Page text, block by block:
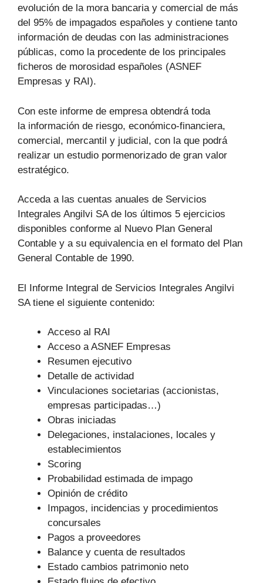
evolución de la mora bancaria y comercial de más
del 95% de impagados españoles y contiene tanto
información de deudas con las administraciones
públicas, como la procedente de los principales
ficheros de morosidad españoles (ASNEF
Empresas y RAI).
Con este informe de empresa obtendrá toda
la información de riesgo, económico-financiera,
comercial, mercantil y judicial, con la que podrá
realizar un estudio pormenorizado de gran valor
estratégico.
Acceda a las cuentas anuales de Servicios
Integrales Angilvi SA de los últimos 5 ejercicios
disponibles conforme al Nuevo Plan General
Contable y a su equivalencia en el formato del Plan
General Contable de 1990.
El Informe Integral de Servicios Integrales Angilvi
SA tiene el siguiente contenido:
Acceso al RAI
Acceso a ASNEF Empresas
Resumen ejecutivo
Detalle de actividad
Vinculaciones societarias (accionistas,
empresas participadas…)
Obras iniciadas
Delegaciones, instalaciones, locales y
establecimientos
Scoring
Probabilidad estimada de impago
Opinión de crédito
Impagos, incidencias y procedimientos
concursales
Pagos a proveedores
Balance y cuenta de resultados
Estado cambios patrimonio neto